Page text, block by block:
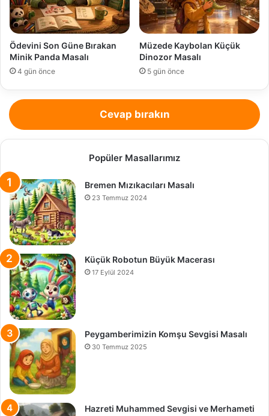
Ödevini Son Güne Bırakan
Minik Panda Masalı
4 gün önce
Müzede Kaybolan Küçük
Dinozor Masalı
5 gün önce
Cevap bırakın
Popüler Masallarımız
Bremen Mızıkacıları Masalı
23 Temmuz 2024
Küçük Robotun Büyük Macerası
17 Eylül 2024
Peygamberimizin Komşu Sevgisi Masalı
30 Temmuz 2025
Hazreti Muhammed Sevgisi ve Merhameti